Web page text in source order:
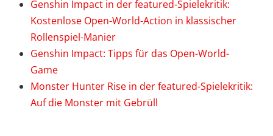
Genshin Impact in der featured-Spielekritik:
Kostenlose Open-World-Action in klassischer
Rollenspiel-Manier
Genshin Impact: Tipps für das Open-World-
Game
Monster Hunter Rise in der featured-Spielekritik:
Auf die Monster mit Gebrüll